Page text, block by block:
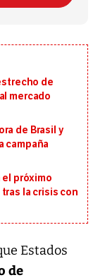
de
mercado
de Brasil y
campaña
el próximo
la crisis con
Estados
de